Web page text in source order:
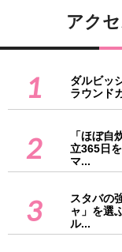
アク
1
ダルビッ
ラウンド
2
「ほぼ自
立365日
マ...
3
スタバの
ャ」を選
ル...